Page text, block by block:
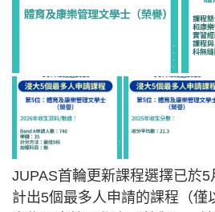
JUPAS首輪更新課程選擇已於
計出5個最多人申請的課程（僅